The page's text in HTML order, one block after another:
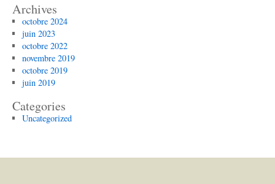
Archives
octobre 2024
juin 2023
octobre 2022
novembre 2019
octobre 2019
juin 2019
Categories
Uncategorized